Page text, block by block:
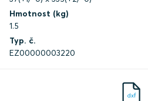
Hmotnost (kg)
1.5
Typ. č.
EZ00000003220
dxf